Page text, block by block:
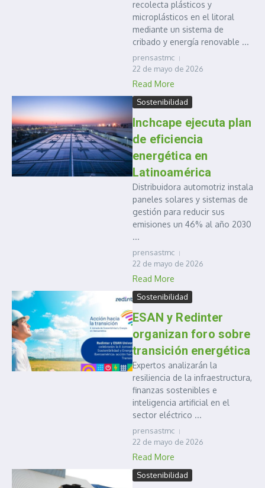
recolecta plásticos y
microplásticos en el litoral
mediante un sistema de
cribado y energía renovable ...
prensastmc
22 de mayo de 2026
Read More
Sostenibilidad
Inchcape ejecuta plan
de eficiencia
energética en
Latinoamérica
Distribuidora automotriz instala
paneles solares y sistemas de
gestión para reducir sus
emisiones un 46% al año 2030
...
prensastmc
22 de mayo de 2026
Read More
Sostenibilidad
ESAN y Redinter
organizan foro sobre
transición energética
Expertos analizarán la
resiliencia de la infraestructura,
finanzas sostenibles e
inteligencia artificial en el
sector eléctrico ...
prensastmc
22 de mayo de 2026
Read More
Sostenibilidad